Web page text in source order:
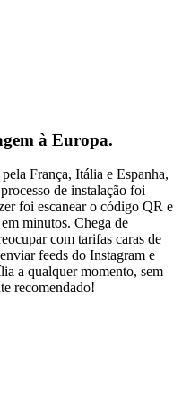
à Europa.
França, Itália e Espanha,
de instalação foi
foi escanear o código QR e
minutos. Chega de
com tarifas caras de
feeds do Instagram e
a qualquer momento, sem
recomendado!